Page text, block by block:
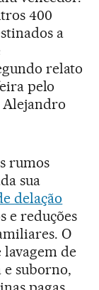
400
a
relato
pelo
rumos
sua
delação
e reduções
O
de
suborno,